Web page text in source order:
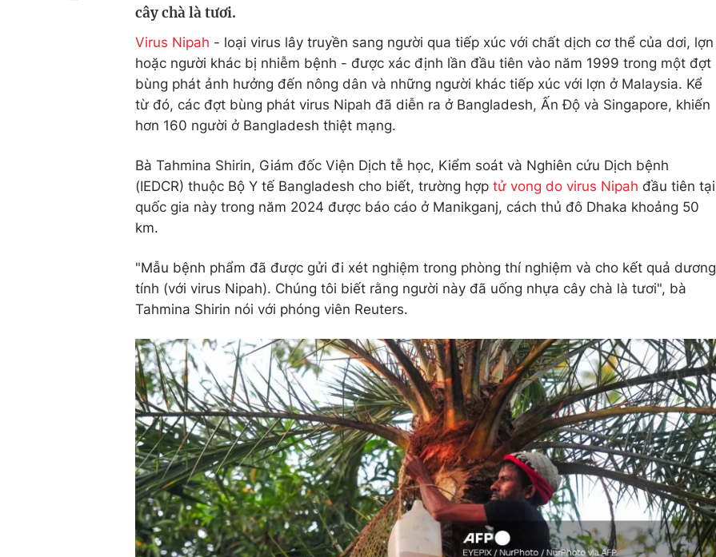
Chất lượng cuộc sống
Tư vấn
cây chà là tươi.
Virus Nipah - loại virus lây truyền sang người qua tiếp xúc với chất dịch cơ thể của dơi, lợn
hoặc người khác bị nhiễm bệnh - được xác định lần đầu tiên vào năm 1999 trong một đợt
bùng phát ảnh hưởng đến nông dân và những người khác tiếp xúc với lợn ở Malaysia. Kể
từ đó, các đợt bùng phát virus Nipah đã diễn ra ở Bangladesh, Ấn Độ và Singapore, khiến
hơn 160 người ở Bangladesh thiệt mạng.
Bà Tahmina Shirin, Giám đốc Viện Dịch tễ học, Kiểm soát và Nghiên cứu Dịch bệnh
(IEDCR) thuộc Bộ Y tế Bangladesh cho biết, trường hợp tử vong do virus Nipah đầu tiên tại
quốc gia này trong năm 2024 được báo cáo ở Manikganj, cách thủ đô Dhaka khoảng 50
km.
"Mẫu bệnh phẩm đã được gửi đi xét nghiệm trong phòng thí nghiệm và cho kết quả dương
tính (với virus Nipah). Chúng tôi biết rằng người này đã uống nhựa cây chà là tươi", bà
Tahmina Shirin nói với phóng viên Reuters.